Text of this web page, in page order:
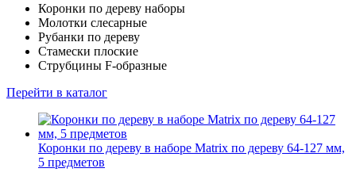
Коронки по дереву наборы
Молотки слесарные
Рубанки по дереву
Стамески плоские
Струбцины F-образные
Перейти в каталог
Коронки по дереву в наборе Matrix по дереву 64-127 мм,
5 предметов